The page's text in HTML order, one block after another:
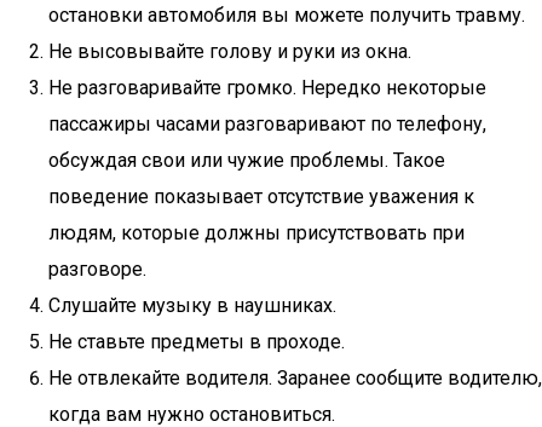
остановки автомобиля вы можете получить травму.
Не высовывайте голову и руки из окна.
Не разговаривайте громко. Нередко некоторые
пассажиры часами разговаривают по телефону,
обсуждая свои или чужие проблемы. Такое
поведение показывает отсутствие уважения к
людям, которые должны присутствовать при
разговоре.
Слушайте музыку в наушниках.
Не ставьте предметы в проходе.
Не отвлекайте водителя. Заранее сообщите водителю,
когда вам нужно остановиться.